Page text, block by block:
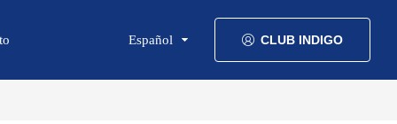
Español CLUB INDIGO